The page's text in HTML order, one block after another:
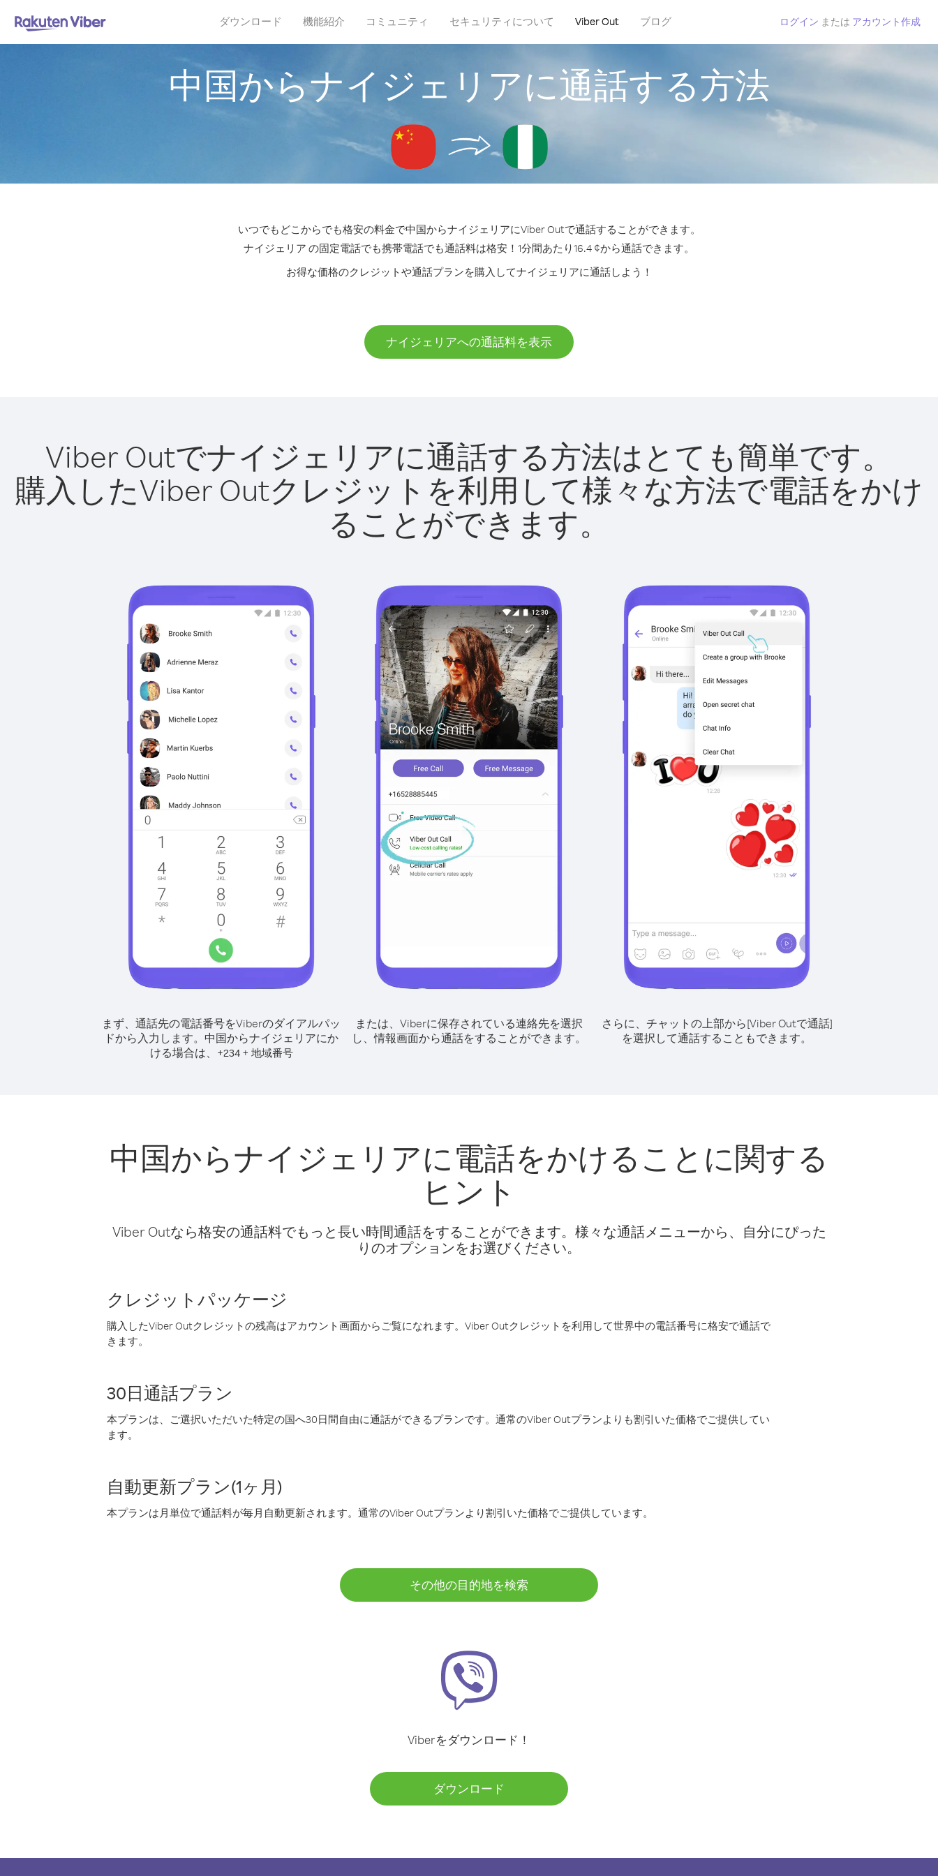
ダウンロード 機能紹介 コミュニティ セキュリティについて Viber Out ブログ ログイン または アカウント作成
中国からナイジェリアに通話する方法
いつでもどこからでも格安の料金で中国からナイジェリアにViber Outで通話することができます。
ナイジェリア の固定電話でも携帯電話でも通話料は格安！1分間あたり16.4 ¢から通話できます。
お得な価格のクレジットや通話プランを購入してナイジェリアに通話しよう！
ナイジェリアへの通話料を表示
Viber Outでナイジェリアに通話する方法はとても簡単です。
購入したViber Outクレジットを利用して様々な方法で電話をかけ
ることができます。
まず、通話先の電話番号をViberのダイアルパッ
ドから入力します。 中国からナイジェリアにか
ける場合は、
+234+ 地域番号
または、Viberに保存されている連絡先を選択
し、情報画面から通話をすることができます。
さらに、チャットの上部から[Viber Outで通話]
を選択して通話することもできます。
中国からナイジェリアに電話をかけることに関する
ヒント
Viber Outなら格安の通話料でもっと長い時間通話をすることができます。様々な通話メニューから、自分にぴった
りのオプションをお選びください。
クレジットパッケージ
購入したViber Outクレジットの残高はアカウント画面からご覧になれます。Viber Outクレジットを利用して世界中の電話番号に格安で通話で
きます。
30日通話プラン
本プランは、ご選択いただいた特定の国へ30日間自由に通話ができるプランです。通常のViber Outプランよりも割引いた価格でご提供してい
ます。
自動更新プラン(1ヶ月)
本プランは月単位で通話料が毎月自動更新されます。通常のViber Outプランより割引いた価格でご提供しています。
その他の目的地を検索
Viberをダウンロード！
ダウンロード